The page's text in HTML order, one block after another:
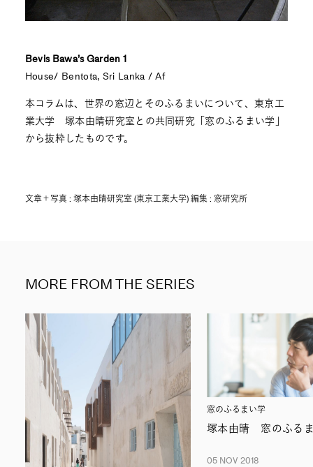
Bevis Bawa’s Garden 1
House/ Bentota, Sri Lanka / Af
本コラムは、世界の窓辺とそのふるまいについて、東京工
業大学 塚本由晴研究室との共同研究「窓のふるまい学」
から抜粋したものです。
文章＋写真 : 塚本由晴研究室 (東京工業大学) 編集 : 窓研究所
MORE FROM THE SERIES
窓のふるまい学
塚本由晴 窓のふる
05 NOV 2018